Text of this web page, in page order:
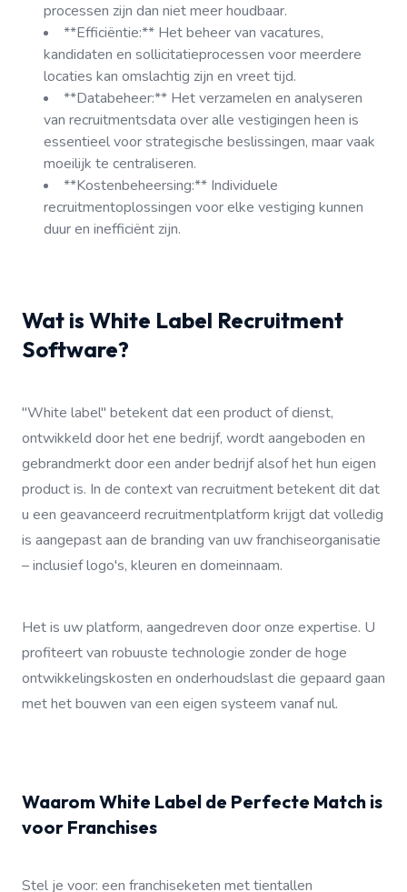
processen zijn dan niet meer houdbaar.
**Efficiëntie:** Het beheer van vacatures,
kandidaten en sollicitatieprocessen voor meerdere
locaties kan omslachtig zijn en vreet tijd.
**Databeheer:** Het verzamelen en analyseren
van recruitmentsdata over alle vestigingen heen is
essentieel voor strategische beslissingen, maar vaak
moeilijk te centraliseren.
**Kostenbeheersing:** Individuele
recruitmentoplossingen voor elke vestiging kunnen
duur en inefficiënt zijn.
Wat is White Label Recruitment
Software?
"White label" betekent dat een product of dienst,
ontwikkeld door het ene bedrijf, wordt aangeboden en
gebrandmerkt door een ander bedrijf alsof het hun eigen
product is. In de context van recruitment betekent dit dat
u een geavanceerd recruitmentplatform krijgt dat volledig
is aangepast aan de branding van uw franchiseorganisatie
– inclusief logo's, kleuren en domeinnaam.
Het is uw platform, aangedreven door onze expertise. U
profiteert van robuuste technologie zonder de hoge
ontwikkelingskosten en onderhoudslast die gepaard gaan
met het bouwen van een eigen systeem vanaf nul.
Waarom White Label de Perfecte Match is
voor Franchises
Stel je voor: een franchiseketen met tientallen